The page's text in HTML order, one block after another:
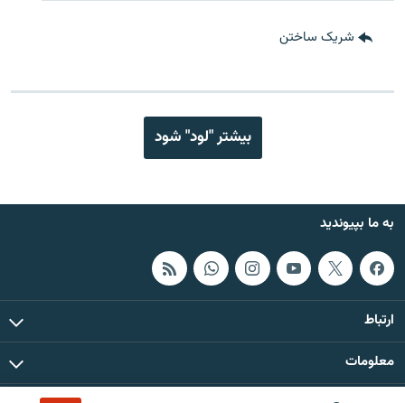
شریک ساختن
بیشتر "لود" شود
به ما بپیوندید
ارتباط
معلومات